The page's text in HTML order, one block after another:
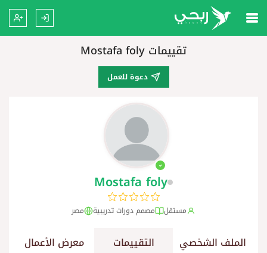
تقييمات Mostafa foly
دعوة للعمل
Mostafa foly
مستقل مصمم دورات تدريبية مصر
الملف الشخصي التقييمات معرض الأعمال